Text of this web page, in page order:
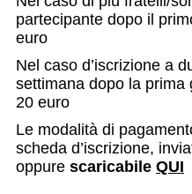
partecipante dopo il
euro
Nel caso d’iscrizione a
settimana dopo la prima
20 euro
Le modalità di
scheda d’iscrizione,
oppure scaricabile QUI